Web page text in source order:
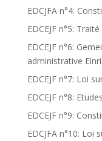
EDCJFA n°4:
EDCEJF n°5:
EDCEJF n°6:
administrative
EDCEJF n°7: Loi
EDCEJF n°8:
EDCEJF n°9:
EDCJFA n°10: